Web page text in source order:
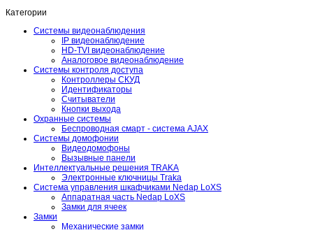
Категории
Системы видеонаблюдения
IP видеонаблюдение
HD-TVI видеонаблюдение
Аналоговое видеонаблюдение
Системы контроля доступа
Контроллеры СКУД
Идентификаторы
Считыватели
Кнопки выхода
Охранные системы
Беспроводная смарт - система AJAX
Системы домофонии
Видеодомофоны
Вызывные панели
Интеллектуальные решения TRAKA
Электронные ключницы Traka
Система управления шкафчиками Nedap LoXS
Аппаратная часть Nedap LoXS
Замки для ячеек
Замки
Механические замки